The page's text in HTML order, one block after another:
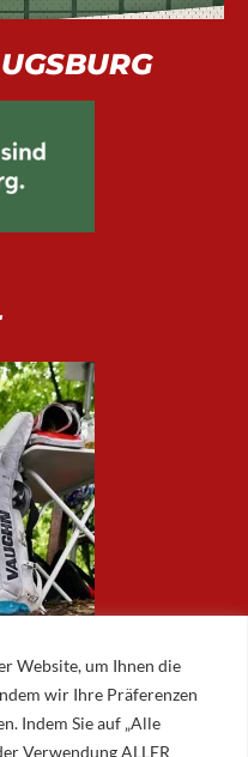
Website, um Ihnen die
wir Ihre Präferenzen
Indem Sie auf „Alle
Verwendung ALLER